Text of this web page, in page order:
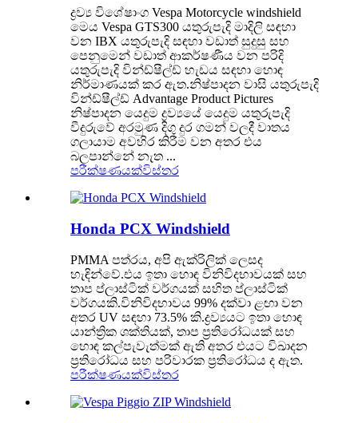
ද්‍රව්‍ය විශේෂාංග Vespa Motorcycle windshield
මෙය Vespa GTS300 යතුරුපැදි මාදිලි සඳහා
වන IBX යතුරුපැදි සඳහා වඩාත් සුදුසු සහ
පෙනුමෙන් වඩාත් ආකර්ෂණීය වන පරිදි
යතුරුපැදි වින්ඩ්ෂීල්ඩ් හැඩය සඳහා හොඳ
නිර්මාණයක් කර ඇත.නිෂ්පාදන වාසි යතුරුපැදි
වින්ඩ්ෂීල්ඩ් Advantage Product Pictures
නිෂ්පාදන යෙදුම ද්‍රව්‍යයේ යෙදුම යතුරුපැදි
වීදුරුවේ අරමුණ දිගු දුර ගමන් වලදී වාතය
ගලායාම අවහිර කිරීම වන අතර එය
බලපාන්නේ නැත ...
පරීක්ෂණයක්විස්තර
Honda PCX Windshield
PMMA පත්රය, අපි ඇක්රිලික් ලෙසද
හැඳින්වේ.එය ඉතා හොඳ විනිවිදභාවයක් සහ
තාප ප්ලාස්ටික් වර්ගයක් සහිත ප්ලාස්ටික්
වර්ගයකි.විනිවිදභාවය 99% දක්වා ළඟා වන
අතර UV සඳහා 73.5% කි.ද්‍රව්‍යයට ඉතා හොඳ
යාන්ත්‍රික ශක්තියක්, තාප ප්‍රතිරෝධයක් සහ
හොඳ කල්පැවැත්මක් ඇති අතර එයට විඛාදන
ප්‍රතිරෝධය සහ පරිවාරක ප්‍රතිරෝධය ද ඇත.
පරීක්ෂණයක්විස්තර